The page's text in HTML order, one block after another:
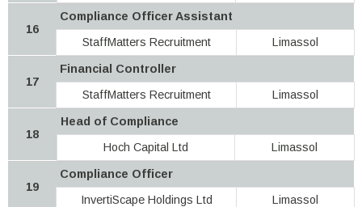
16
Compliance Officer Assistant
StaffMatters Recruitment
Limassol
17
Financial Controller
StaffMatters Recruitment
Limassol
18
Head of Compliance
Hoch Capital Ltd
Limassol
19
Compliance Officer
InvertiScape Holdings Ltd
Limassol